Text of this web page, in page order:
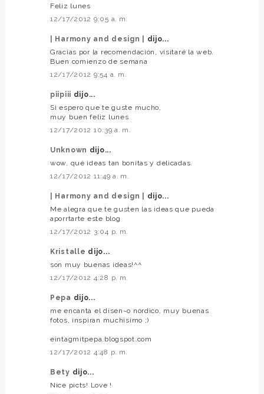
Feliz lunes
12/17/2012 9:05 a. m.
| Harmony and design |
dijo...
Gracias por la recomendación, visitaré la web.
Buen comienzo de semana
12/17/2012 9:54 a. m.
piipiii dijo...
Si espero que te guste mucho,
muy buen feliz lunes
12/17/2012 10:39 a. m.
Unknown dijo...
wow, qué ideas tan bonitas y delicadas.
12/17/2012 11:49 a. m.
| Harmony and design |
dijo...
Me alegra que te gusten las ideas que pueda
aporrtarte este blog
12/17/2012 3:04 p. m.
Kristalle dijo...
son muy buenas ideas!^^
12/17/2012 4:28 p. m.
Pepa dijo...
me encanta el disen~o nordico, muy buenas
fotos, inspiran muchisimo ;)
eintagmitpepa.blogspot.com
12/17/2012 4:48 p. m.
Bety dijo...
Nice picts! Love !